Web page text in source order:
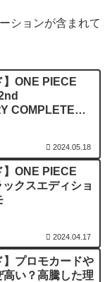
ションが含まれて
】ONE PIECE
COMPLETE
2024.05.18
】ONE PIECE
クスエディショ
2024.04.17
】プロモカードや
高い？高騰した理